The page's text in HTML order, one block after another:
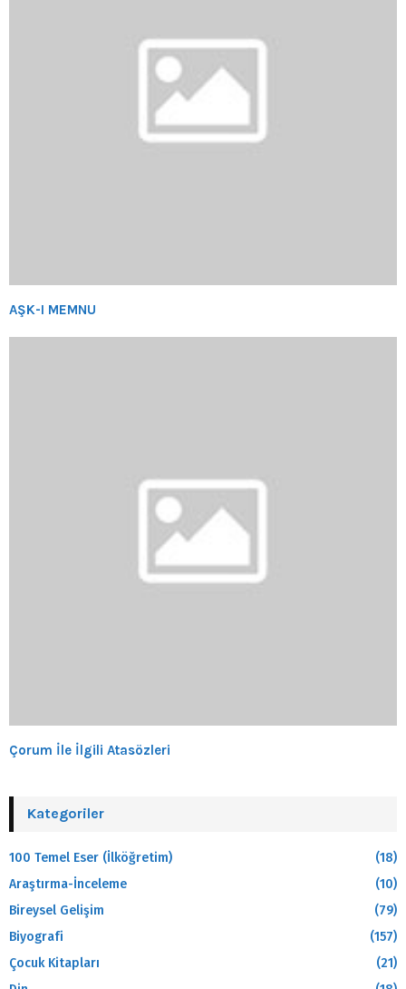
AŞK-I MEMNU
Çorum İle İlgili Atasözleri
Kategoriler
100 Temel Eser (İlköğretim)
(18)
Araştırma-İnceleme
(10)
Bireysel Gelişim
(79)
Biyografi
(157)
Çocuk Kitapları
(21)